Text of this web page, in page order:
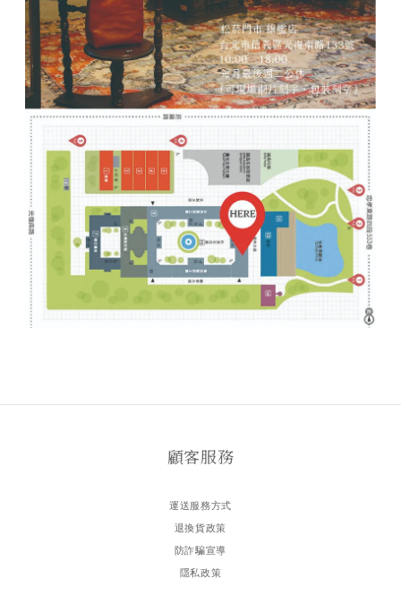
顧客服務
運送服務方式
退換貨政策
防詐騙宣導
隱私政策